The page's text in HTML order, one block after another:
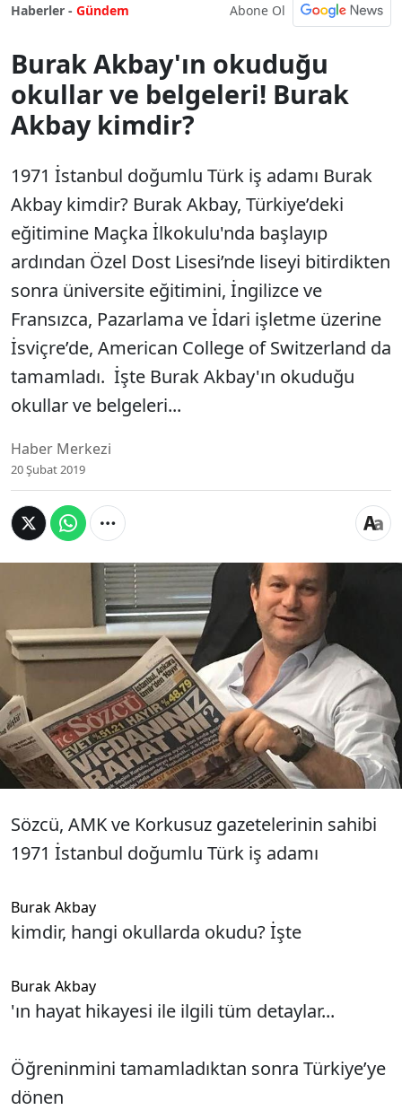
Haberler - Gündem Abone Ol
Burak Akbay'ın okuduğu
okullar ve belgeleri! Burak
Akbay kimdir?
1971 İstanbul doğumlu Türk iş adamı Burak
Akbay kimdir? Burak Akbay, Türkiye’deki
eğitimine Maçka İlkokulu'nda başlayıp
ardından Özel Dost Lisesi’nde liseyi bitirdikten
sonra üniversite eğitimini, İngilizce ve
Fransızca, Pazarlama ve İdari işletme üzerine
İsviçre’de, American College of Switzerland da
tamamladı. İşte Burak Akbay'ın okuduğu
okullar ve belgeleri...
Haber Merkezi
20 Şubat 2019
1971 İstanbul doğumlu Türk iş adamı Burak Akbay
kimdir? Burak Akbay, Türkiye’deki eğitimine Maçka
İlkokulu'nda başlayıp ardından Özel Dost
Lisesi’nde liseyi bitirdikten sonra üniversite
eğitimini, İngilizce ve Fransızca, Pazarlama ve İdari
işletme üzerine İsviçre’de, American College of
Switzerland da tamamladı. İşte Burak Akbay'ın
okuduğu okullar ve belgeleri...
Sözcü, AMK ve Korkusuz gazetelerinin sahibi
1971 İstanbul doğumlu Türk iş adamı
Burak Akbay
kimdir, hangi okullarda okudu? İşte
Burak Akbay
'ın hayat hikayesi ile ilgili tüm detaylar...
Öğreninmini tamamladıktan sonra Türkiye’ye
dönen